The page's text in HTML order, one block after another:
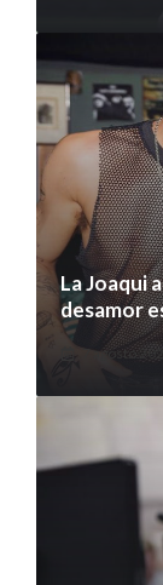
La Joaqui
desamor
7 agosto